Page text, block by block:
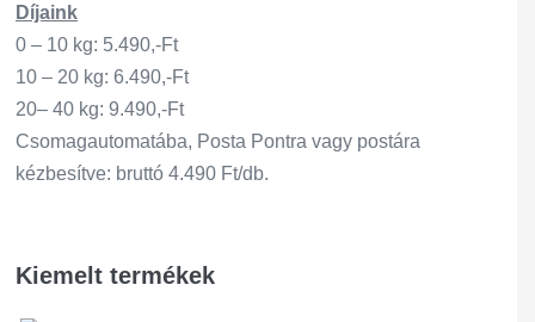
Díjaink
0 – 10 kg: 5.490,-Ft
10 – 20 kg: 6.490,-Ft
20– 40 kg: 9.490,-Ft
Csomagautomatába, Posta Pontra vagy postára
kézbesítve: bruttó 4.490 Ft/db.
Kiemelt termékek